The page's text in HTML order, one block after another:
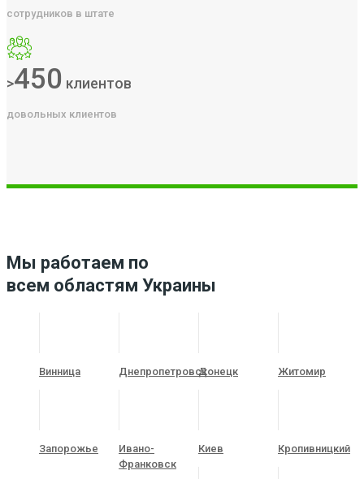
сотрудников в штате
>450 клиентов
довольных клиентов
Мы работаем по
всем областям Украины
Винница ДнепропетровскДонецк Житомир
Запорожье
Ивано-
Франковск
Киев Кропивницкий